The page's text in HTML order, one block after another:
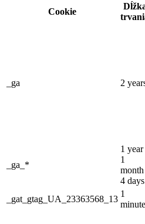
Cookie
_ga 2
_ga_*
1 year
1
month
4 days
_gat_gtag_UA_23363568_13
1
minute